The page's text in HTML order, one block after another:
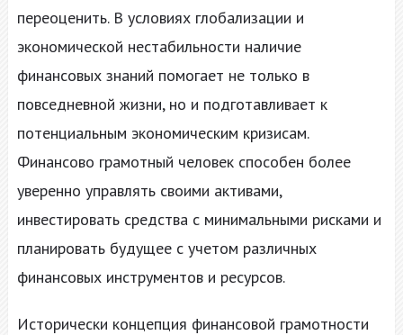
переоценить. В условиях глобализации и
экономической нестабильности наличие
финансовых знаний помогает не только в
повседневной жизни, но и подготавливает к
потенциальным экономическим кризисам.
Финансово грамотный человек способен более
уверенно управлять своими активами,
инвестировать средства с минимальными рисками и
планировать будущее с учетом различных
финансовых инструментов и ресурсов.
Исторически концепция финансовой грамотности